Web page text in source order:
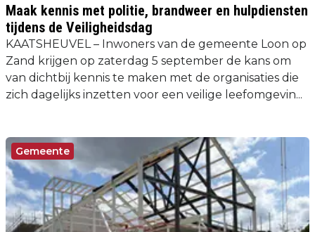
Maak kennis met politie, brandweer en hulpdiensten
tijdens de Veiligheidsdag
KAATSHEUVEL – Inwoners van de gemeente Loon op
Zand krijgen op zaterdag 5 september de kans om
van dichtbij kennis te maken met de organisaties die
zich dagelijks inzetten voor een veilige leefomgevin...
Gemeente